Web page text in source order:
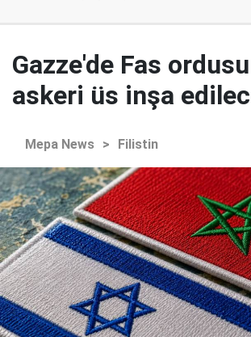
Gazze'de Fas
askeri üs inşa
Mepa News > Filistin